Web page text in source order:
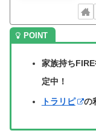
家族持ち
定中！
トラリピ の